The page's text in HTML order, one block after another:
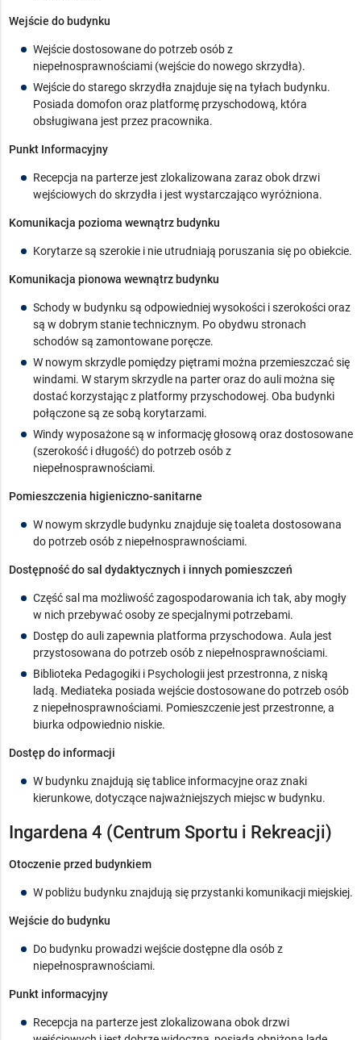
Wejście do budynku
Wejście dostosowane do potrzeb osób z
niepełnosprawnościami (wejście do nowego skrzydła).
Wejście do starego skrzydła znajduje się na tyłach budynku.
Posiada domofon oraz platformę przyschodową, która
obsługiwana jest przez pracownika.
Punkt Informacyjny
Recepcja na parterze jest zlokalizowana zaraz obok drzwi
wejściowych do skrzydła i jest wystarczająco wyróżniona.
Komunikacja pozioma wewnątrz budynku
Korytarze są szerokie i nie utrudniają poruszania się po obiekcie.
Komunikacja pionowa wewnątrz budynku
Schody w budynku są odpowiedniej wysokości i szerokości oraz
są w dobrym stanie technicznym. Po obydwu stronach
schodów są zamontowane poręcze.
W nowym skrzydle pomiędzy piętrami można przemieszczać się
windami. W starym skrzydle na parter oraz do auli można się
dostać korzystając z platformy przyschodowej. Oba budynki
połączone są ze sobą korytarzami.
Windy wyposażone są w informację głosową oraz dostosowane
(szerokość i długość) do potrzeb osób z
niepełnosprawnościami.
Pomieszczenia higieniczno-sanitarne
W nowym skrzydle budynku znajduje się toaleta dostosowana
do potrzeb osób z niepełnosprawnościami.
Dostępność do sal dydaktycznych i innych pomieszczeń
Część sal ma możliwość zagospodarowania ich tak, aby mogły
w nich przebywać osoby ze specjalnymi potrzebami.
Dostęp do auli zapewnia platforma przyschodowa. Aula jest
przystosowana do potrzeb osób z niepełnosprawnościami.
Biblioteka Pedagogiki i Psychologii jest przestronna, z niską
ladą. Mediateka posiada wejście dostosowane do potrzeb osób
z niepełnosprawnościami. Pomieszczenie jest przestronne, a
biurka odpowiednio niskie.
Dostęp do informacji
W budynku znajdują się tablice informacyjne oraz znaki
kierunkowe, dotyczące najważniejszych miejsc w budynku.
Ingardena 4 (Centrum Sportu i Rekreacji)
Otoczenie przed budynkiem
W pobliżu budynku znajdują się przystanki komunikacji miejskiej.
Wejście do budynku
Do budynku prowadzi wejście dostępne dla osób z
niepełnosprawnościami.
Punkt informacyjny
Recepcja na parterze jest zlokalizowana obok drzwi